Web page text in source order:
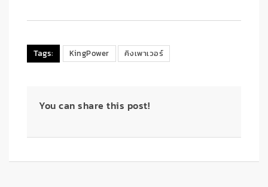
Tags: KingPower คิงเพาเวอร์
You can share this post!